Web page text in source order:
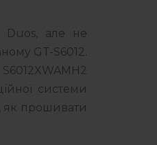
Duos, але не
GT-S6012.
системи
як прошивати